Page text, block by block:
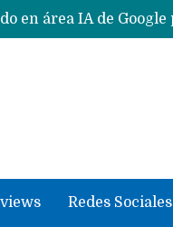
Redes Sociales